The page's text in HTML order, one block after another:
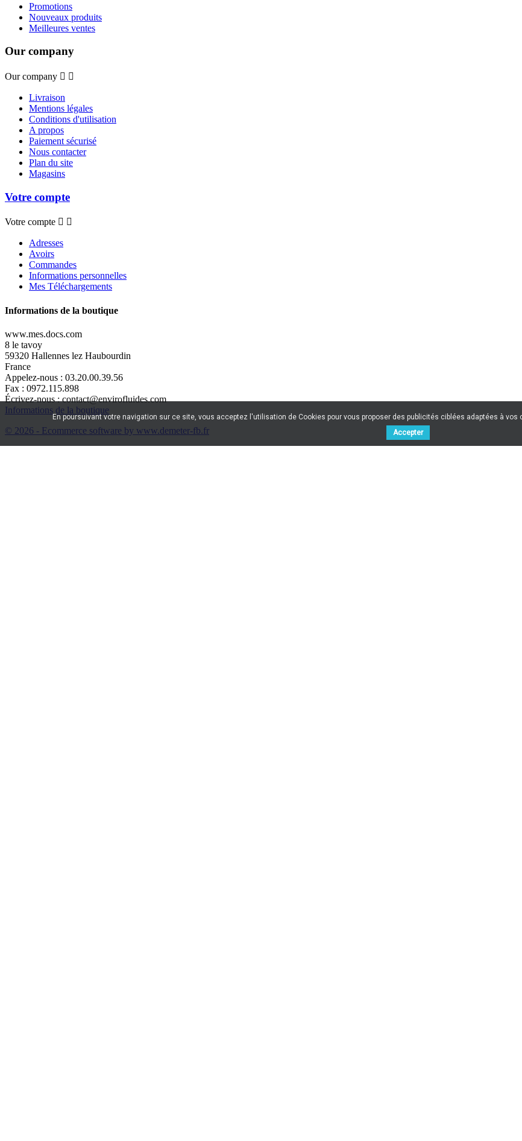
Promotions
Nouveaux produits
Meilleures ventes
Our company
Our company  
Livraison
Mentions légales
Conditions d'utilisation
A propos
Paiement sécurisé
Nous contacter
Plan du site
Magasins
Votre compte
Votre compte  
Adresses
Avoirs
Commandes
Informations personnelles
Mes Téléchargements
Informations de la boutique
www.mes.docs.com
8 le tavoy
59320 Hallennes lez Haubourdin
France
Appelez-nous : 03.20.00.39.56
Fax : 0972.115.898
Écrivez-nous :contact@envirofluides.com
Informations de la boutique
© 2026 - Ecommerce software by www.demeter-fb.fr
En poursuivant votre navigation sur ce site, vous acceptez l'utilisation de Cookies pour vous proposer des publicités ciblées adaptées à
Accepter